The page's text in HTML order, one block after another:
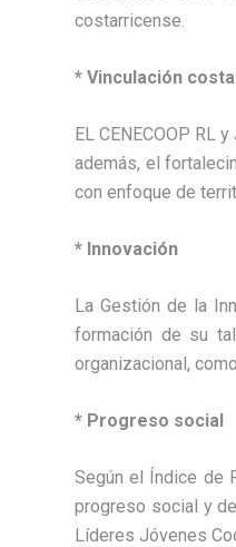
costarricense.
* Vinculación
EL CENECOOP RL
además, el
con enfoque de
* Innovación
La Gestión de la
formación de su
organizacional,
* Progreso social
Según el Índice de
progreso social y
Líderes Jóvenes